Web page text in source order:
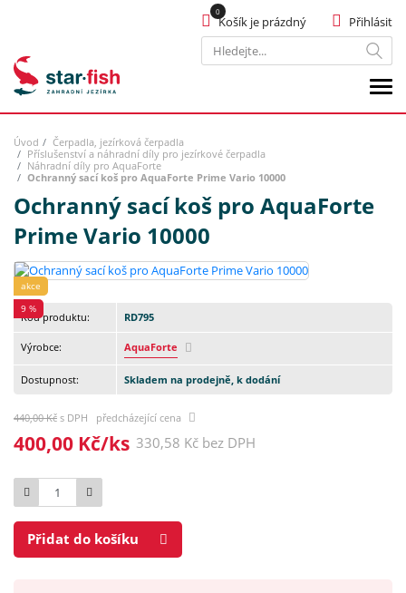
Hledat
Přihlásit
Košík je prázdný
Úvod
Čerpadla, jezírková čerpadla
Příslušenství a náhradní díly pro jezírkové čerpadla
Náhradní díly pro AquaForte
Ochranný sací koš pro AquaForte Prime Vario 10000
Ochranný sací koš pro AquaForte
Prime Vario 10000
akce
9 %
Kód produktu: RD795
Výrobce: AquaForte
Dostupnost: Skladem na prodejně, k dodání
440,00 Kč s DPH předcházející cena
400,00 Kč/ks 330,58 Kč bez DPH
Počet
Přidat do košíku